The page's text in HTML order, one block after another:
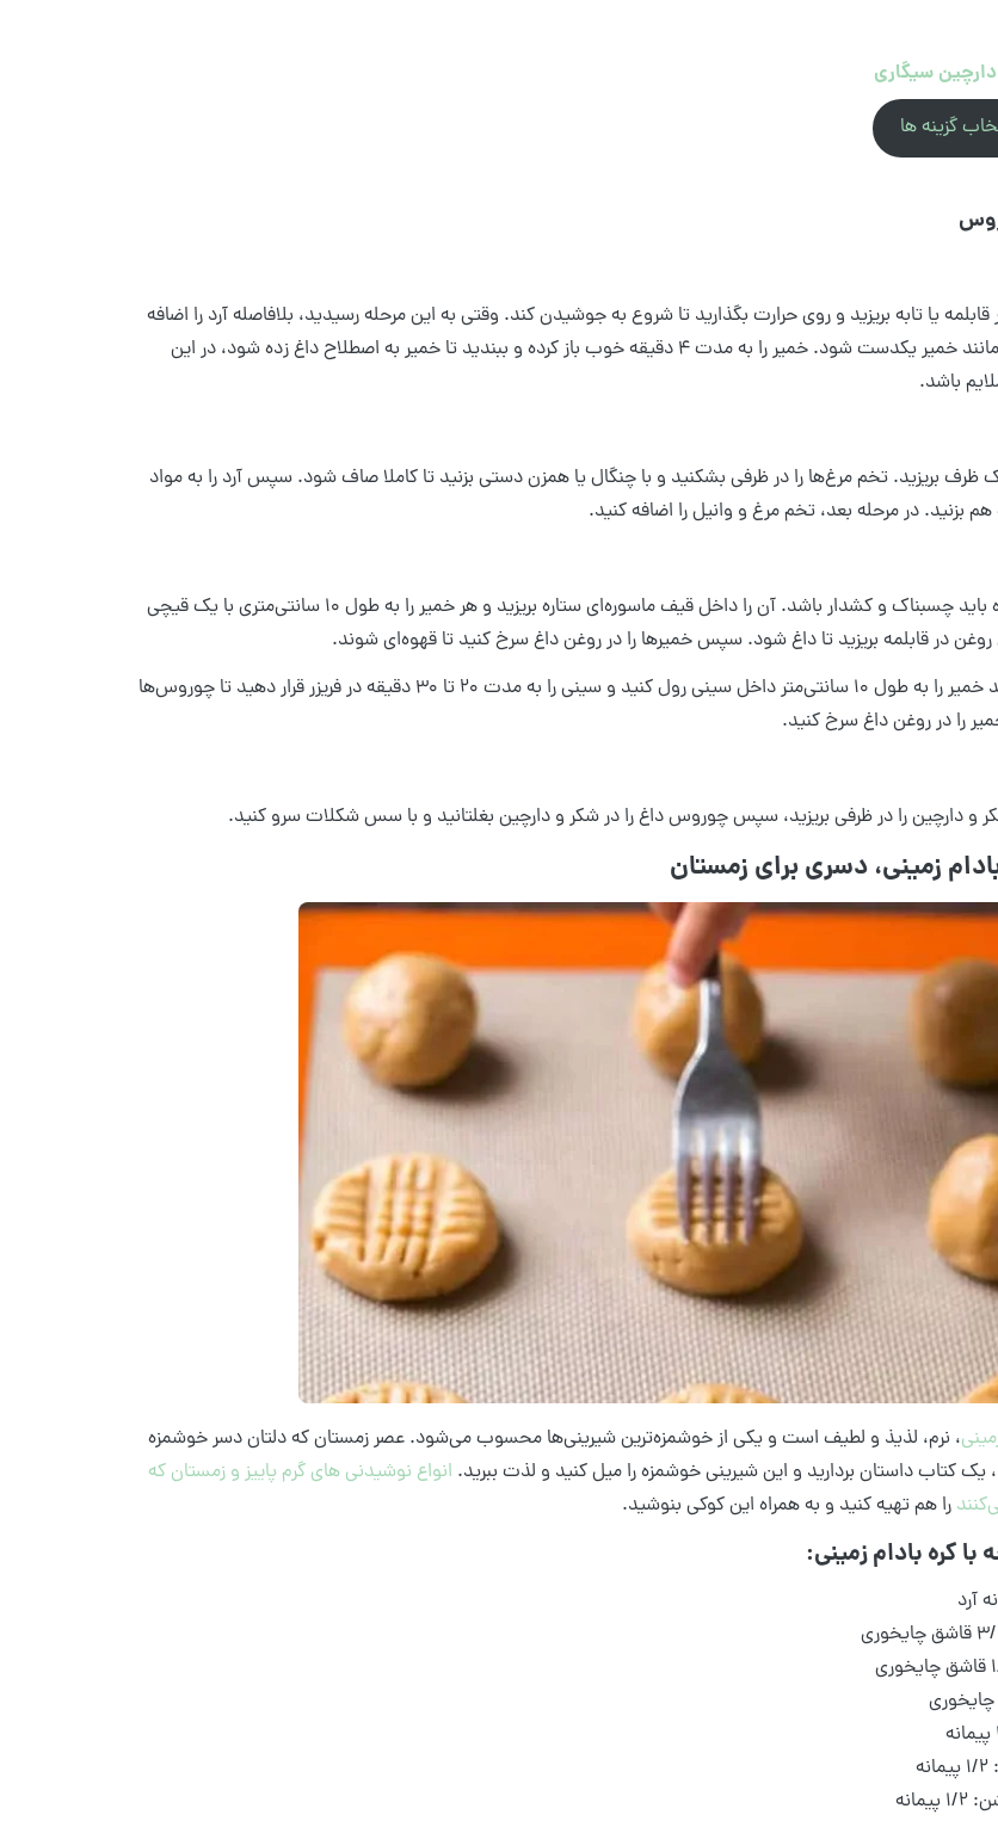
سیگاری
گزینه ها
یا تابه بریزید و روی حرارت بگذارید تا شروع به جوشیدن کند. وقتی به این مرحله رسیدید، بلافاصله آرد را اضافه
کنید و هم بزنید تا مانند خمیر یکدست شود. خمیر را به مدت ۴ دقیقه خوب باز کرده و ببندید تا خمیر به اصطلاح داغ زده شود، در این
باشد.
بریزید. تخم مرغ‌ها را در ظرفی بشکنید و با چنگال یا همزن دستی بزنید تا کاملا صاف شود. سپس آرد را به مواد
بزنید. در مرحله بعد، تخم مرغ و وانیل را اضافه کنید.
خمیر به دست آمده باید چسبناک و کشدار باشد. آن را داخل قیف ماسوره‌ای ستاره بریزید و هر خمیر را به طول 10 سانتی‌متری با یک قیچی
در قابلمه بریزید تا داغ شود. سپس خمیرها را در روغن داغ سرخ کنید تا قهوه‌ای شوند.
البته، شما می‌توانید خمیر را به طول 10 سانتی‌متر داخل سینی رول کنید و سینی را به مدت 20 تا 30 دقیقه در فریزر قرار دهید تا چوروس‌ها
را در روغن داغ سرخ کنید.
و دارچین را در ظرفی بریزید، سپس چوروس داغ را در شکر و دارچین بغلتانید و با سس شکلات سرو کنید.
زمینی، دسری برای زمستان
، نرم، لذیذ و لطیف است و یکی از خوشمزه‌ترین شیرینی‌ها محسوب می‌شود. عصر زمستان که دلتان دسر خوشمزه
کتاب داستان بردارید و این شیرینی خوشمزه را میل کنید و لذت ببرید. انواع نوشیدنی های گرم پاییز و زمستان که
را هم تهیه کنید و به همراه این کوکی بنوشید.
با کره بادام زمینی: